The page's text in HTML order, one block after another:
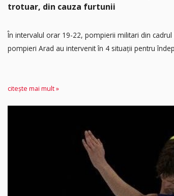
trotuar, din cauza furtunii
În intervalul orar 19-22, pompierii militari din
pompieri Arad au intervenit în 4 situații pentru
citește mai mult »